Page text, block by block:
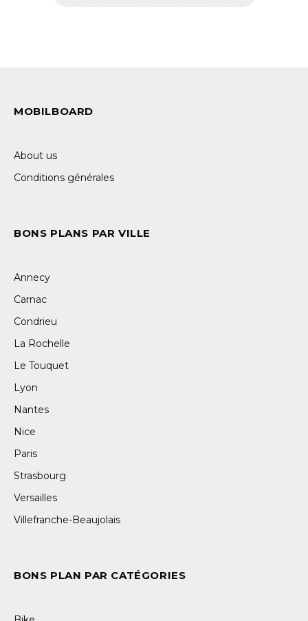
MOBILBOARD
About us
Conditions générales
BONS PLANS PAR VILLE
Annecy
Carnac
Condrieu
La Rochelle
Le Touquet
Lyon
Nantes
Nice
Paris
Strasbourg
Versailles
Villefranche-Beaujolais
BONS PLAN PAR CATÉGORIES